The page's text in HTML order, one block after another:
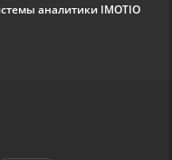
аналитики IMOTIO